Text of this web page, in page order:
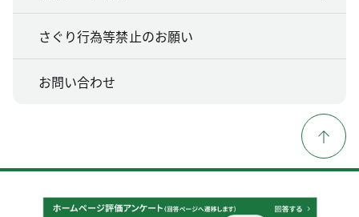
さぐり行為等禁止のお願い
お問い合わせ